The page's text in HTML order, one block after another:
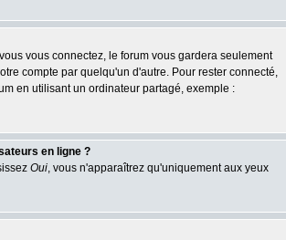
vous connectez, le forum vous gardera seulement
compte par quelqu'un d'autre. Pour rester connecté,
en utilisant un ordinateur partagé, exemple :
en ligne ?
Oui, vous n'apparaîtrez qu'uniquement aux yeux